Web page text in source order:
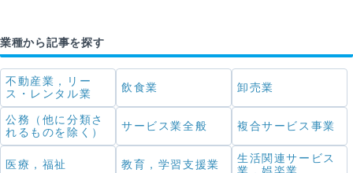
業種から記事を探す
不動産業，リー
ス・レンタル業
飲食業 卸売業
公務（他に分類さ
れるものを除く）
サービス業全般 複合サービス事業
医療，福祉 教育，学習支援業
生活関連サービス